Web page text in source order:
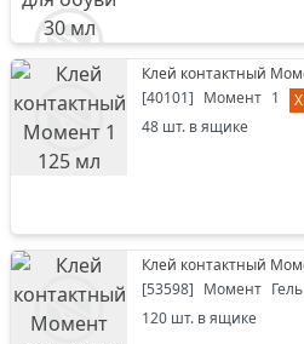
Клей контактный
[40101] Момент 1
48 шт. в ящике
Клей контактный
[53598] Момент Гель
120 шт. в ящике